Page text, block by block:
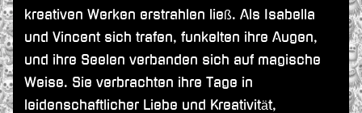
kreativen Werken erstrahlen ließ. Als Isabella
und Vincent sich trafen, funkelten ihre Augen,
und ihre Seelen verbanden sich auf magische
Weise. Sie verbrachten ihre Tage in
leidenschaftlicher Liebe und Kreativität,